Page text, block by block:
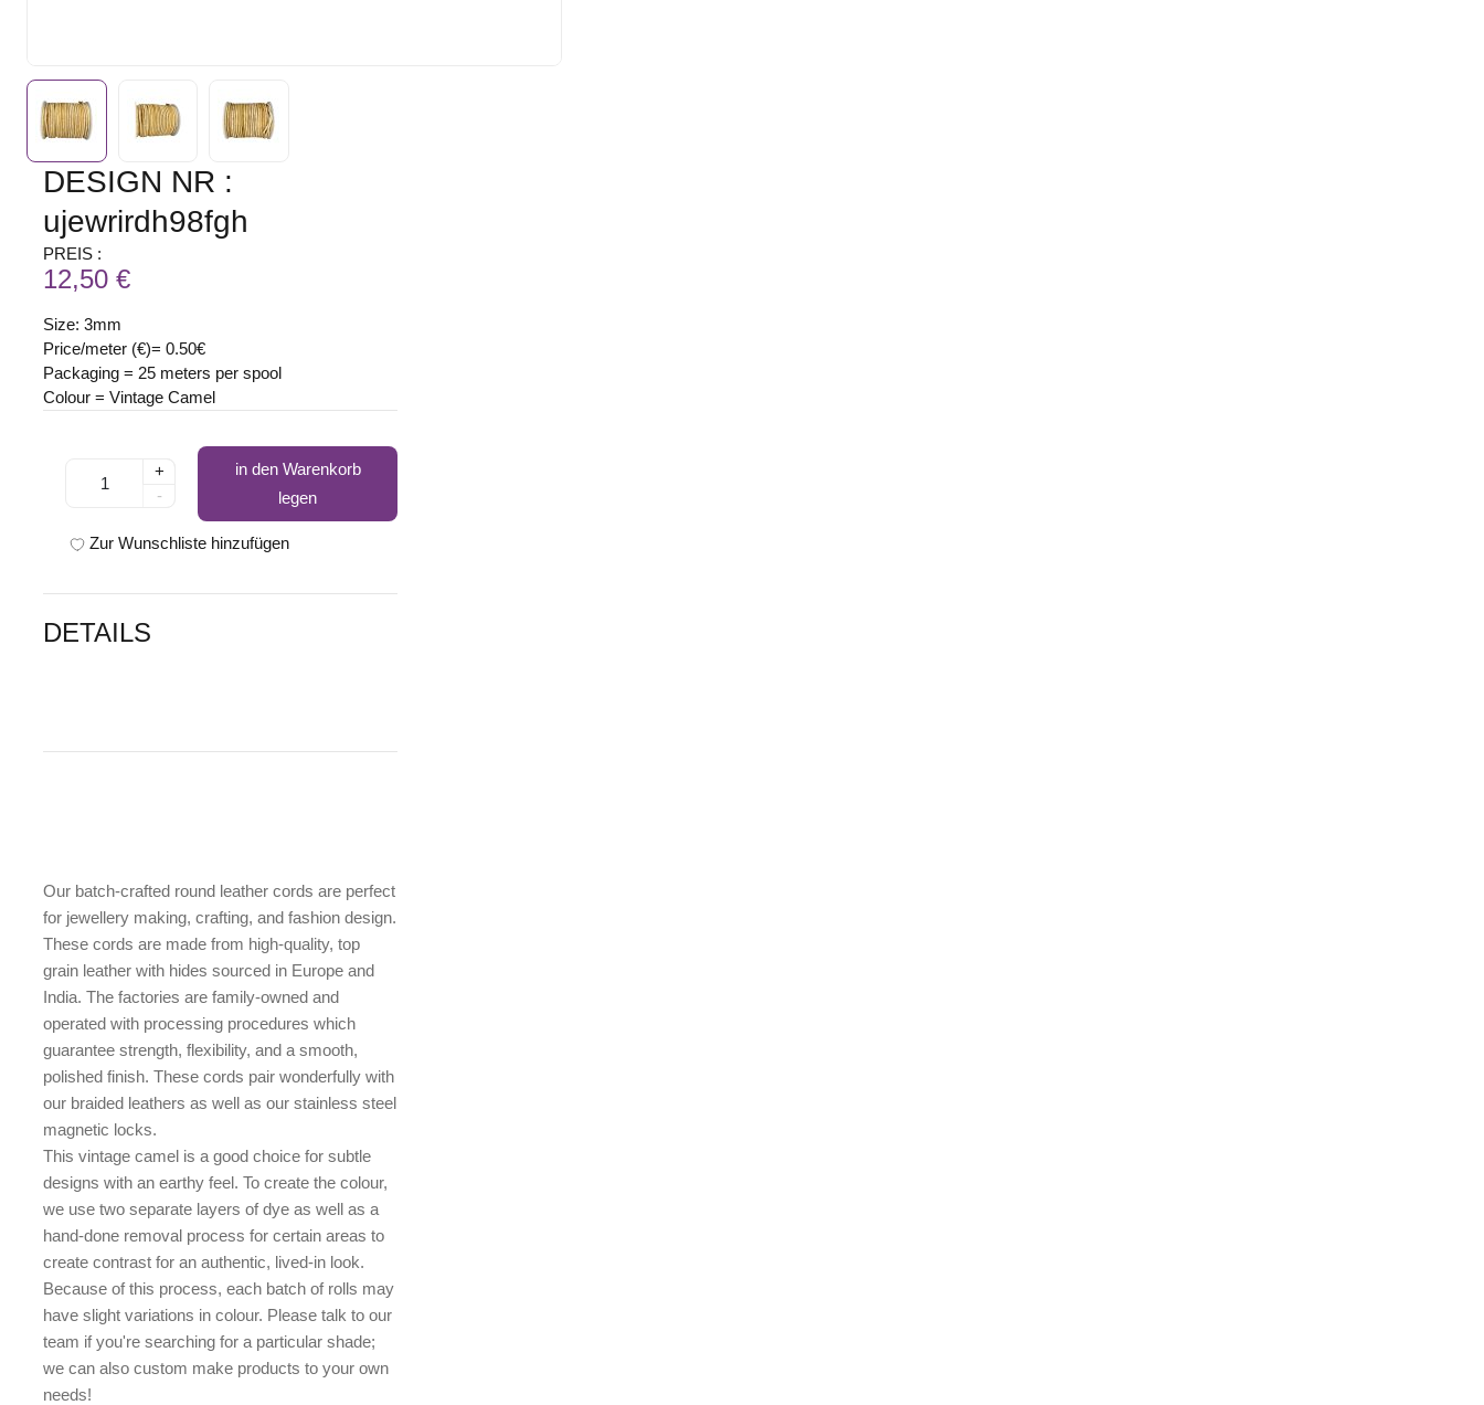
DESIGN NR :
ujewrirdh98fgh
PREIS :
12,50 €
Size: 3mm
Price/meter (€)= 0.50€
Packaging = 25 meters per spool
Colour = Vintage Camel
+
-
in den Warenkorb
legen
Zur Wunschliste hinzufügen
DETAILS
Our batch-crafted round leather cords are perfect
for jewellery making, crafting, and fashion design.
These cords are made from high-quality, top
grain leather with hides sourced in Europe and
India. The factories are family-owned and
operated with processing procedures which
guarantee strength, flexibility, and a smooth,
polished finish. These cords pair wonderfully with
our braided leathers as well as our stainless steel
magnetic locks.
This vintage camel is a good choice for subtle
designs with an earthy feel. To create the colour,
we use two separate layers of dye as well as a
hand-done removal process for certain areas to
create contrast for an authentic, lived-in look.
Because of this process, each batch of rolls may
have slight variations in colour. Please talk to our
team if you're searching for a particular shade;
we can also custom make products to your own
needs!